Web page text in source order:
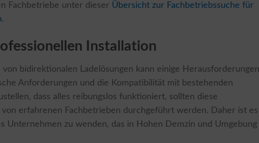
Fachbetriebe unter dieser Übersicht zur Fachbetriebssuche für
.
Installation
von bidirektionalen Ladelösungen kann einige Herausforderungen
Anforderungen und die Kompatibilität mit bestehenden
dass alles reibungslos funktioniert, sollten diese
von erfahrenen Fachbetrieben durchgeführt werden. Daher ist es
Unternehmen zu wenden, das in Hohen Demzin und Umgebung